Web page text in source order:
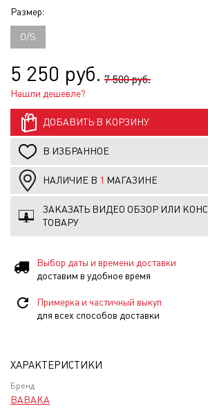
Размер:
O/S
5 250 руб. 7 500 руб.
Нашли дешевле?
ДОБАВИТЬ В КОРЗИНУ
В ИЗБРАННОЕ
НАЛИЧИЕ В 1 МАГАЗИНЕ
ЗАКАЗАТЬ ВИДЕО ОБЗОР ИЛИ
ТОВАРУ
Выбор даты и времени доставки
доставим в удобное время
Примерка и частичный выкуп
для всех способов доставки
ХАРАКТЕРИСТИКИ
Бренд
BABAKA